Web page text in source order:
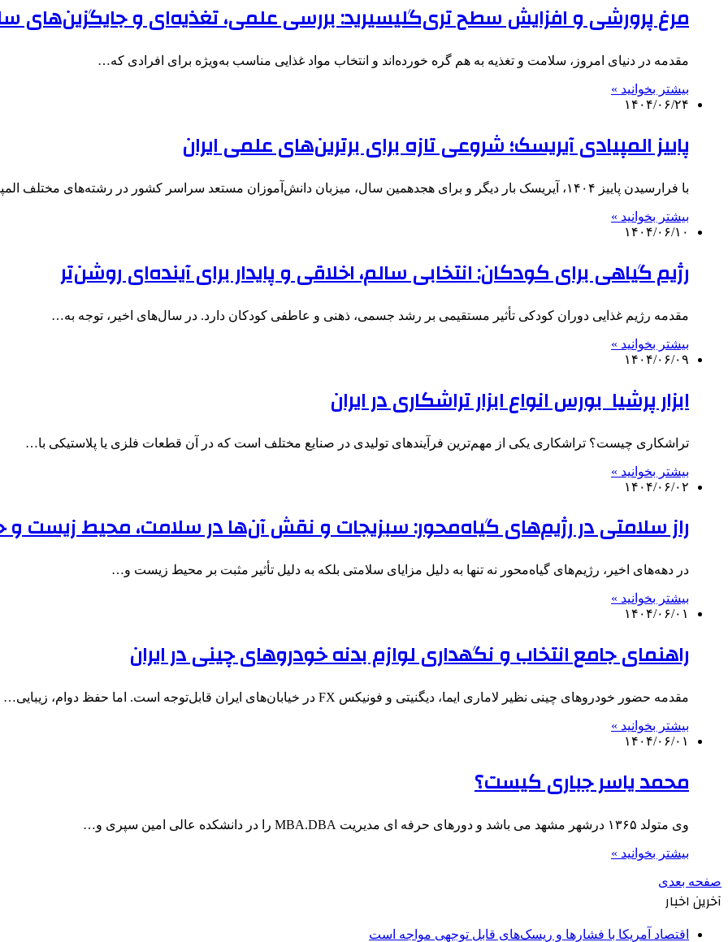
مرغ پرورشی و افزایش سطح تری‌گلیسیرید: بررسی علمی، تغذیه‌ای و جایگزین‌های
مقدمه در دنیای امروز، سلامت و تغذیه به هم گره خورده‌اند و انتخاب مواد غذایی مناسب به‌ویژه برای افرادی که…
بیشتر بخوانید »
۱۴۰۴/۰۶/۲۴
پاییز المپیادی آیریسک؛ شروعی تازه برای برترین‌های علمی ایران
با فرارسیدن پاییز ۱۴۰۴، آیریسک بار دیگر و برای هجدهمین سال، میزبان دانش‌آموزان مستعد سراسر کشور در رشته‌های مختلف المپیاد…
بیشتر بخوانید »
۱۴۰۴/۰۶/۱۰
رژیم گیاهی برای کودکان: انتخابی سالم، اخلاقی و پایدار برای آینده‌ای روشن‌تر
مقدمه رژیم غذایی دوران کودکی تأثیر مستقیمی بر رشد جسمی، ذهنی و عاطفی کودکان دارد. در سال‌های اخیر، توجه به…
بیشتر بخوانید »
۱۴۰۴/۰۶/۰۹
ابزار پرشیا بورس انواع ابزار تراشکاری در ایران
تراشکاری چیست؟ تراشکاری یکی از مهم‌ترین فرآیندهای تولیدی در صنایع مختلف است که در آن قطعات فلزی یا پلاستیکی با…
بیشتر بخوانید »
۱۴۰۴/۰۶/۰۲
راز سلامتی در رژیم‌های گیاه‌محور: سبزیجات و نقش آن‌ها در سلامت، محیط زیست
در دهه‌های اخیر، رژیم‌های گیاه‌محور نه تنها به دلیل مزایای سلامتی بلکه به دلیل تأثیر مثبت بر محیط زیست و…
بیشتر بخوانید »
۱۴۰۴/۰۶/۰۱
راهنمای جامع انتخاب و نگهداری لوازم بدنه خودروهای چینی در ایران
مقدمه حضور خودروهای چینی نظیر لاماری ایما، دیگنیتی و فونیکس FX در خیابان‌های ایران قابل‌توجه است. اما حفظ دوام، زیبایی…
بیشتر بخوانید »
۱۴۰۴/۰۶/۰۱
محمد یاسر جباری کیست؟
وی متولد ۱۳۶۵ درشهر مشهد می باشد و دورهای حرفه ای مدیریت MBA.DBA را در دانشکده عالی امین سپری و…
بیشتر بخوانید »
صفحه بعدی
آخرین اخبار
اقتصاد آمریکا با فشارها و ریسک‌های قابل توجهی مواجه است